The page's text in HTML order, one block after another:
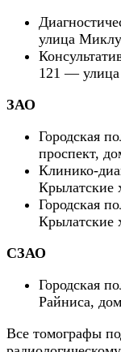
улица
121 —
ЗАО
Городская
проспект,
Клинико-
Крылатские
Городская
Крылатские
СЗАО
Городская
Райниса,
Все томографы